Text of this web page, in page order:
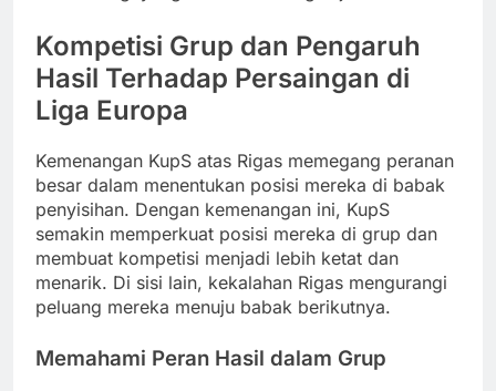
Kompetisi Grup dan Pengaruh
Hasil Terhadap Persaingan di
Liga Europa
Kemenangan KupS atas Rigas memegang peranan
besar dalam menentukan posisi mereka di babak
penyisihan. Dengan kemenangan ini, KupS
semakin memperkuat posisi mereka di grup dan
membuat kompetisi menjadi lebih ketat dan
menarik. Di sisi lain, kekalahan Rigas mengurangi
peluang mereka menuju babak berikutnya.
Memahami Peran Hasil dalam Grup